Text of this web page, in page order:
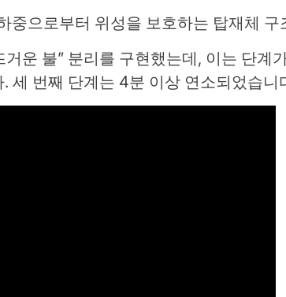
중으로부터 위성을 보호하는 탑재체
운 불” 분리를 구현했는데, 이는 단계
세 번째 단계는 4분 이상 연소되었습니